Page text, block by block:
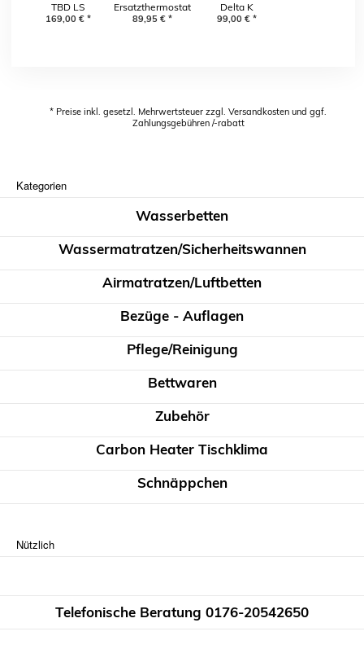
TBD LS
Leichtgewichtheizung
169,00 € *
Ersatzthermostat
für Carbon
89,95 € *
Delta K
99,00 € *
* Preise inkl. gesetzl. Mehrwertsteuer zzgl. Versandkosten und ggf.
Zahlungsgebühren /-rabatt
Kategorien
Wasserbetten
Wassermatratzen/Sicherheitswannen
Airmatratzen/Luftbetten
Bezüge - Auflagen
Pflege/Reinigung
Bettwaren
Zubehör
Carbon Heater Tischklima
Schnäppchen
Nützlich
Telefonische Beratung 0176-20542650